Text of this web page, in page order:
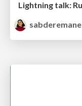
sabderemane